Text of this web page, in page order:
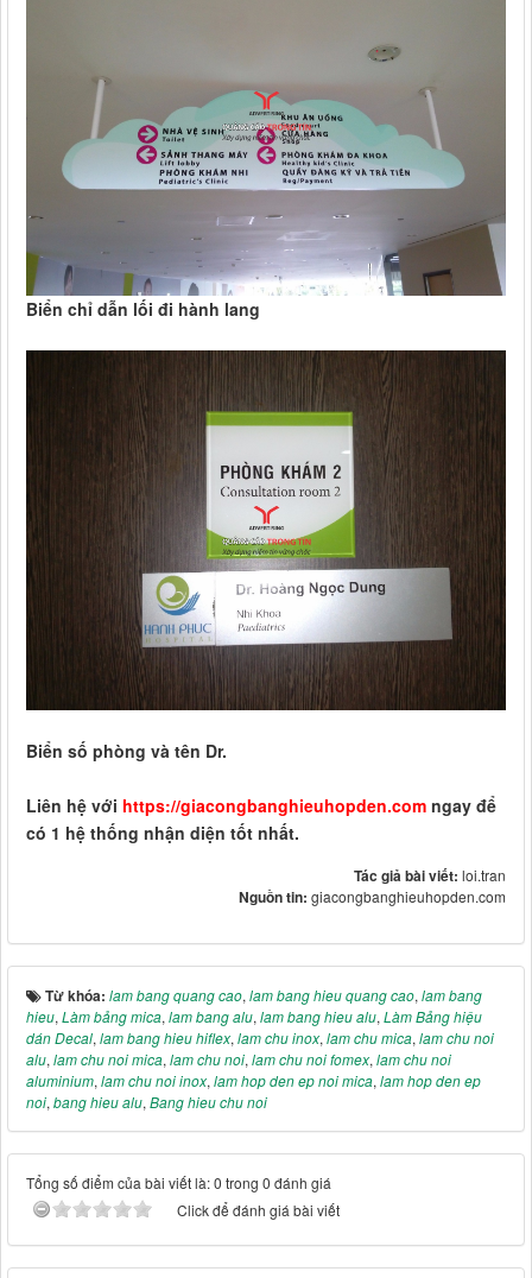
Biển chỉ dẫn lối đi hành lang
Biển số phòng và tên Dr.
Liên hệ với https://giacongbanghieuhopden.com ngay để
có 1 hệ thống nhận diện tốt nhất.
Tác giả bài viết: loi.tran
Nguồn tin: giacongbanghieuhopden.com
Từ khóa: lam bang quang cao, lam bang hieu quang cao, lam bang
hieu, Làm bảng mica, lam bang alu, lam bang hieu alu, Làm Bảng hiệu
dán Decal, lam bang hieu hiflex, lam chu inox, lam chu mica, lam chu noi
alu, lam chu noi mica, lam chu noi, lam chu noi fomex, lam chu noi
aluminium, lam chu noi inox, lam hop den ep noi mica, lam hop den ep
noi, bang hieu alu, Bang hieu chu noi
Tổng số điểm của bài viết là: 0 trong 0 đánh giá
Click để đánh giá bài viết